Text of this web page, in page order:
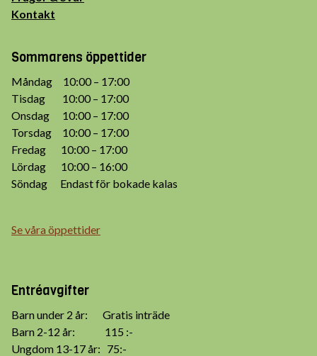
Kontakt
Sommarens öppettider
Måndag 10:00 – 17:00
Tisdag 10:00 – 17:00
Onsdag 10:00 – 17:00
Torsdag 10:00 – 17:00
Fredag 10:00 – 17:00
Lördag 10:00 – 16:00
Söndag Endast för bokade kalas
Se våra öppettider
Entréavgifter
Barn under 2 år: Gratis inträde
Barn 2-12 år: 115 :-
Ungdom 13-17 år: 75:-